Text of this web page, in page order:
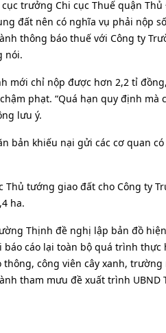
trưởng Chi cục Thuế quận
đất nên có nghĩa vụ phải nộp
thông báo thuế với Công ty
nói.
mới chỉ nộp được hơn 2,2 tỉ
phạt. “Quá hạn quy định mà
lưu ý.
bản khiếu nại gửi các cơ quan
tướng giao đất cho Công ty
ha.
Thịnh đề nghị lập bản đồ
cáo lại toàn bộ quá trình thực
công viên cây xanh, trường
tham mưu đề xuất trình UBND